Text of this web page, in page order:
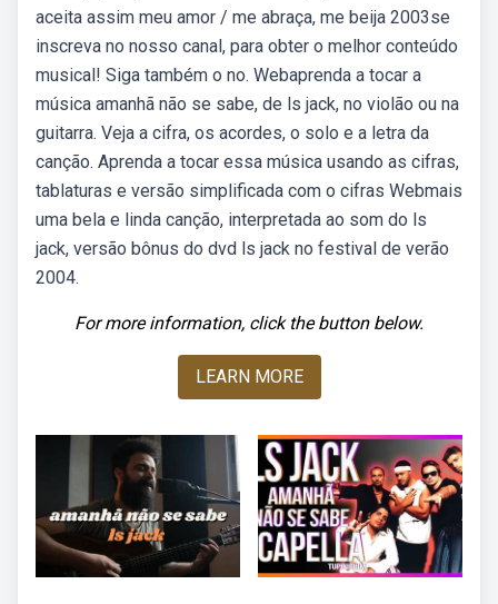
aceita assim meu amor / me abraça, me beija 2003se
inscreva no nosso canal, para obter o melhor conteúdo
musical! Siga também o no. Webaprenda a tocar a
música amanhã não se sabe, de ls jack, no violão ou na
guitarra. Veja a cifra, os acordes, o solo e a letra da
canção. Aprenda a tocar essa música usando as cifras,
tablaturas e versão simplificada com o cifras Webmais
uma bela e linda canção, interpretada ao som do ls
jack, versão bônus do dvd ls jack no festival de verão
2004.
For more information, click the button below.
LEARN MORE